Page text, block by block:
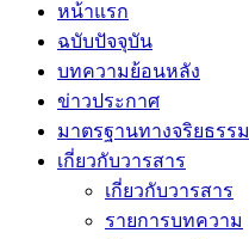
หน้าแรก
ฉบับปัจจุบัน
บทความย้อนหลัง
ข่าวประกาศ
มาตรฐานทางจริยธรรม
เกี่ยวกับวารสาร
เกี่ยวกับวารสาร
รายการบทความ